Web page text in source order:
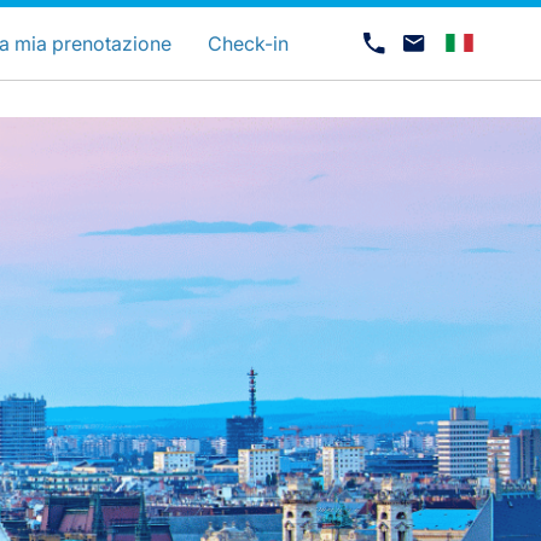
Opportunità di lavoro con Luxair
mia prenotazione Check-in